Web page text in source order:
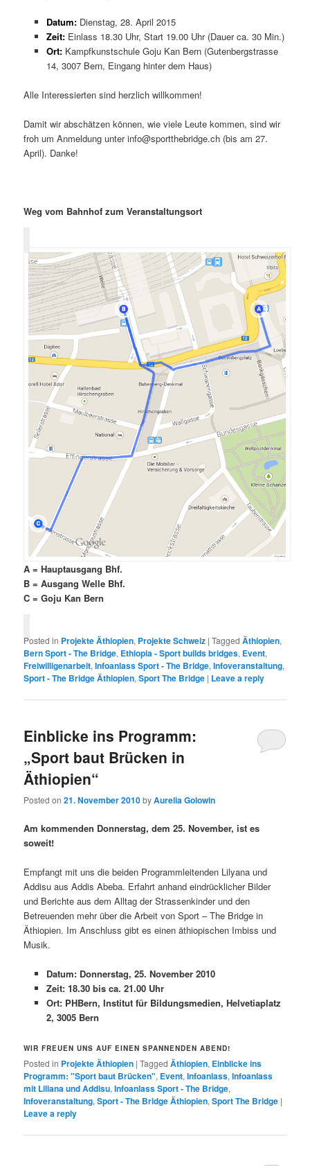
Datum: Dienstag, 28. April 2015
Zeit: Einlass 18.30 Uhr, Start 19.00 Uhr (Dauer ca. 30 Min.)
Ort: Kampfkunstschule Goju Kan Bern (Gutenbergstrasse
14, 3007 Bern, Eingang hinter dem Haus)
Alle Interessierten sind herzlich willkommen!
Damit wir abschätzen können, wie viele Leute kommen, sind wir
froh um Anmeldung unter info@sportthebridge.ch (bis am 27.
April). Danke!
Weg vom Bahnhof zum Veranstaltungsort
A = Hauptausgang Bhf.
B = Ausgang Welle Bhf.
C = Goju Kan Bern
Posted in Projekte Äthiopien, Projekte Schweiz |Tagged Äthiopien,
Bern Sport - The Bridge, Ethiopia - Sport builds bridges, Event,
Freiwilligenarbeit,Infoanlass Sport - The Bridge,Infoveranstaltung,
Sport - The Bridge Äthiopien,Sport The Bridge | Leave a reply
Einblicke ins Programm:
„Sport baut Brücken in
Äthiopien“
Posted on21. November 2010byAurelia Golowin
Am kommenden Donnerstag, dem 25. November, ist es
soweit!
Empfangt mit uns die beiden Programmleitenden Lilyana und
Addisu aus Addis Abeba. Erfahrt anhand eindrücklicher Bilder
und Berichte aus dem Alltag der Strassenkinder und den
Betreuenden mehr über dieArbeit von Sport – The Bridge in
Äthiopien. Im Anschluss gibt es einen äthiopischen Imbiss und
Musik.
Datum: Donnerstag, 25. November 2010
Zeit: 18.30 bis ca. 21.00 Uhr
Ort: PHBern, Institut für Bildungsmedien, Helvetiaplatz
2, 3005 Bern
WIR FREUEN UNS AUF EINEN SPANNENDEN ABEND!
Posted in Projekte Äthiopien |Tagged Äthiopien, Einblicke ins
Programm: "Sport baut Brücken", Event,Infoanlass,Infoanlass
mit Liliana und Addisu,Infoanlass Sport - The Bridge,
Infoveranstaltung,Sport - The Bridge Äthiopien,Sport The Bridge |
Leave a reply